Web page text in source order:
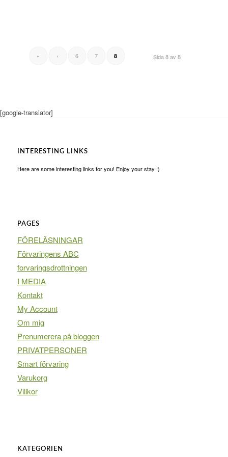
Sida 8 av 8
« ‹ 6 7 8
[google-translator]
INTERESTING LINKS
Here are some interesting links for you! Enjoy your stay :)
PAGES
FÖRELÄSNINGAR
Förvaringens ABC
forvaringsdrottningen
I MEDIA
Kontakt
My Account
Om mig
Prenumerera på bloggen
PRIVATPERSONER
Smart förvaring
Varukorg
Villkor
KATEGORIEN